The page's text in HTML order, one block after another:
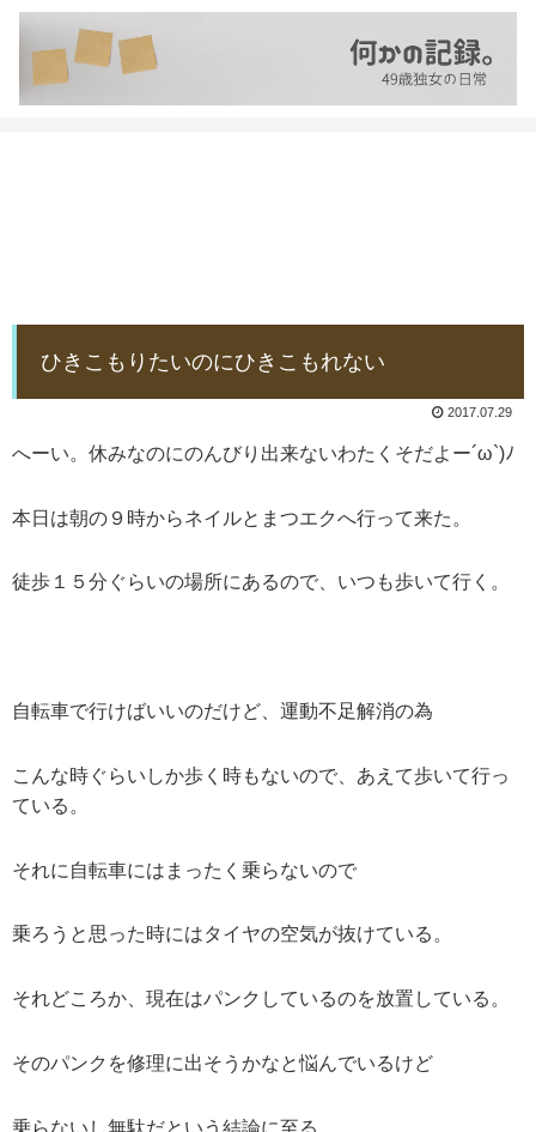
ひきこもりたいのにひきこもれない
2017.07.29
へーい。休みなのにのんびり出来ないわたくそだよー´ω`)ﾉ
本日は朝の９時からネイルとまつエクへ行って来た。
徒歩１５分ぐらいの場所にあるので、いつも歩いて行く。
自転車で行けばいいのだけど、運動不足解消の為
こんな時ぐらいしか歩く時もないので、あえて歩いて行っ
ている。
それに自転車にはまったく乗らないので
乗ろうと思った時にはタイヤの空気が抜けている。
それどころか、現在はパンクしているのを放置している。
そのパンクを修理に出そうかなと悩んでいるけど
乗らないし無駄だという結論に至る。